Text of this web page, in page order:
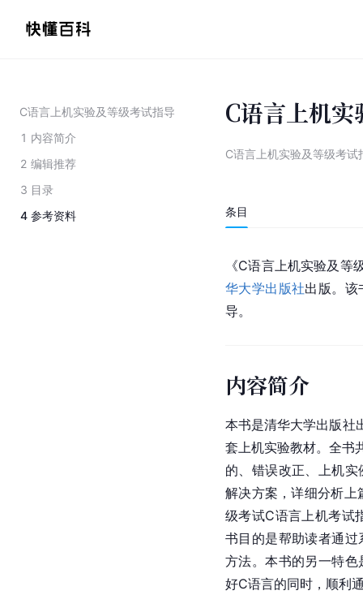
C语言上机实验及等级考试指导
1 内容简介
2 编辑推荐
3 目录
4 参考资料
C语言上机
C语言上机实验及等级考试
条目
《C语言上机实验及
华大学出版社出版。该
导。
内容简介
本书是清华大学出版社
套上机实验教材。全书
的、错误改正、上机
解决方案，详细分析上
级考试C语言上机考试
书目的是帮助读者通
方法。本书的另一特
好C语言的同时，顺利